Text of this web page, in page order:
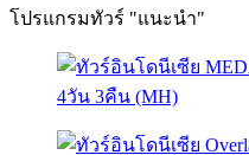
โปรแกรมทัวร์ "แนะนำ"